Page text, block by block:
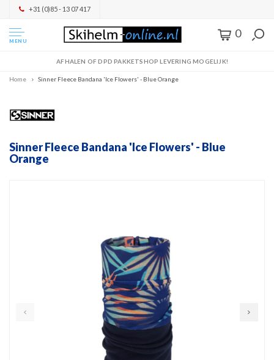
+31 (0)85 - 13 07 417
MENU
0
AFHALEN OF DPD PAKKETSHOP LEVERING MOGELIJK!
Home Sinner Fleece Bandana 'Ice Flowers' - Blue Orange
Sinner Fleece Bandana 'Ice Flowers' - Blue
Orange